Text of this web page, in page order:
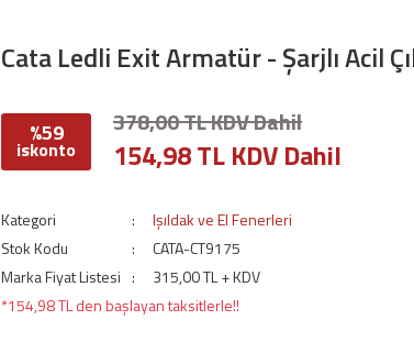
Cata Ledli Exit Armatür - Şarjlı Acil
%59
iskonto
378,00 TL KDV Dahil
154,98 TL KDV Dahil
Kategori
Işıldak ve El Fenerleri
Stok Kodu
CATA-CT9175
Marka Fiyat Listesi
315,00 TL + KDV
*154,98 TL den başlayan taksitlerle!!